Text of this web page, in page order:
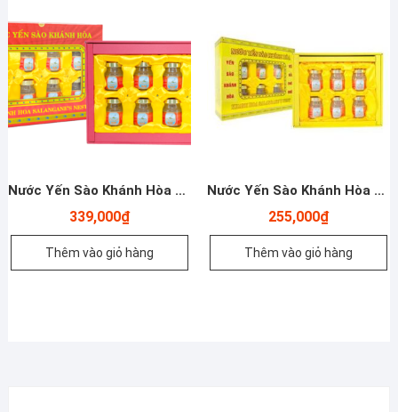
Nước Yến Sào Khánh Hòa – Sanest Hộp 8 Hũ
339,000₫
Thêm vào giỏ hàng
Nước Yến Sào Khánh Hòa – Sanest Hộp 6 Hũ
255,000₫
Thêm vào giỏ hàng